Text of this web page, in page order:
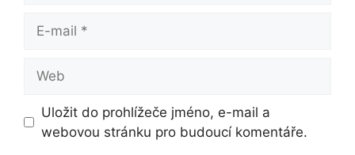
mail
Uložit do prohlížeče jméno, e-mail a
webovou stránku pro budoucí komentáře.